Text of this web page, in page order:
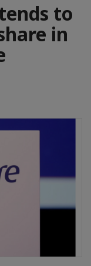
to
in